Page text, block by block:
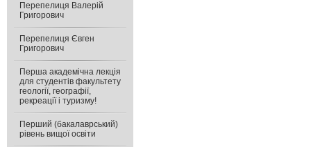
Перепелиця Валерій
Григорович
Перепелиця Євген
Григорович
Перша академічна лекція
для студентів факультету
геології, географії,
рекреації і туризму!
Перший (бакалаврський)
рівень вищої освіти